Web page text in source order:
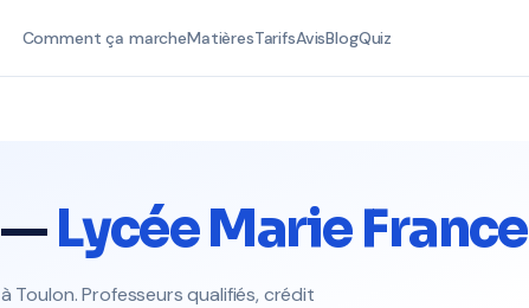
Comment ça marcheMatièresTarifsAvisBlogQuiz
—Lycée Marie France
Toulon. Professeurs qualifiés, crédit